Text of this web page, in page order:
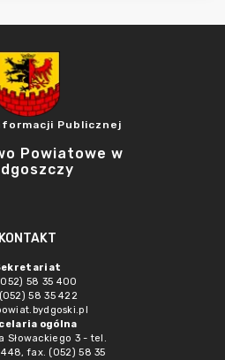
Publicznej
Powiatowe w
KONTAKT
58 35 400
58 35 422
ogólna
Słowackiego 3 - tel.
448, fax. (052) 58 35